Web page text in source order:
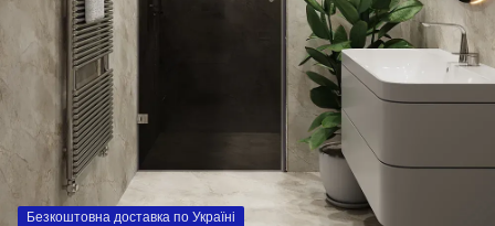
Безкоштовна доставка по Україні